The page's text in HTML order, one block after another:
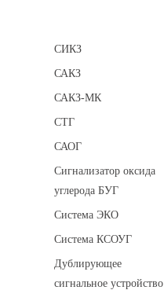
СИКЗ
САКЗ
САКЗ-МК
СТГ
САОГ
Сигнализатор оксида
углерода БУГ
Система ЭКО
Система КСОУГ
Дублирующее
сигнальное устройство